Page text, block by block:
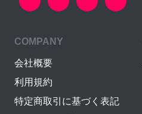
COMPANY
会社概要
利用規約
特定商取引に基づく表記